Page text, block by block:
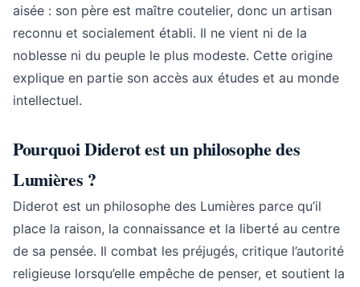
aisée : son père est maître coutelier, donc un artisan
reconnu et socialement établi. Il ne vient ni de la
noblesse ni du peuple le plus modeste. Cette origine
explique en partie son accès aux études et au monde
intellectuel.
Pourquoi Diderot est un philosophe des
Lumières ?
Diderot est un philosophe des Lumières parce qu’il
place la raison, la connaissance et la liberté au centre
de sa pensée. Il combat les préjugés, critique l’autorité
religieuse lorsqu’elle empêche de penser, et soutient la